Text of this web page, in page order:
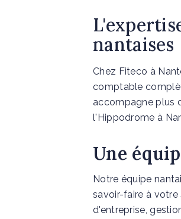
nantaises
Chez Fiteco à
comptable
accompagne plus
l'Hippodrome à
Une
Notre équipe
savoir-faire à votre
d'entreprise,